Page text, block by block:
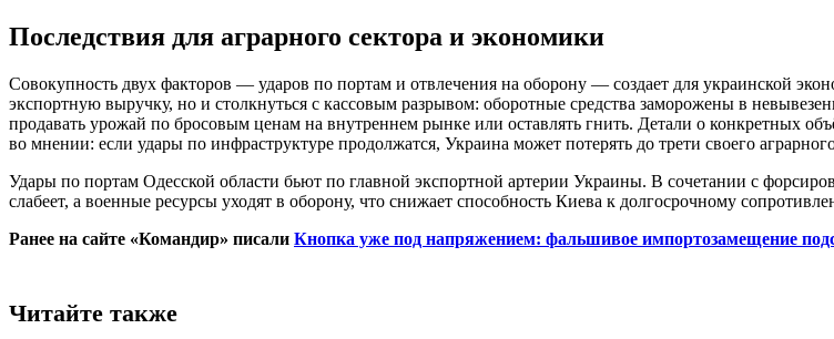
Последствия для аграрного сектора и экономики
Совокупность двух факторов — ударов по портам и отвлечения на оборону — создает для украинской
экспортную выручку, но и столкнуться с кассовым разрывом: оборотные средства заморожены в
продавать урожай по бросовым ценам на внутреннем рынке или оставлять гнить. Детали о конкретных
во мнении: если удары по инфраструктуре продолжатся, Украина может потерять до трети своего
Удары по портам Одесской области бьют по главной экспортной артерии Украины. В сочетании с
слабеет, а военные ресурсы уходят в оборону, что снижает способность Киева к долгосрочному
Ранее на сайте «Командир» писали Кнопка уже под напряжением: фальшивое импортозамещение
Читайте также